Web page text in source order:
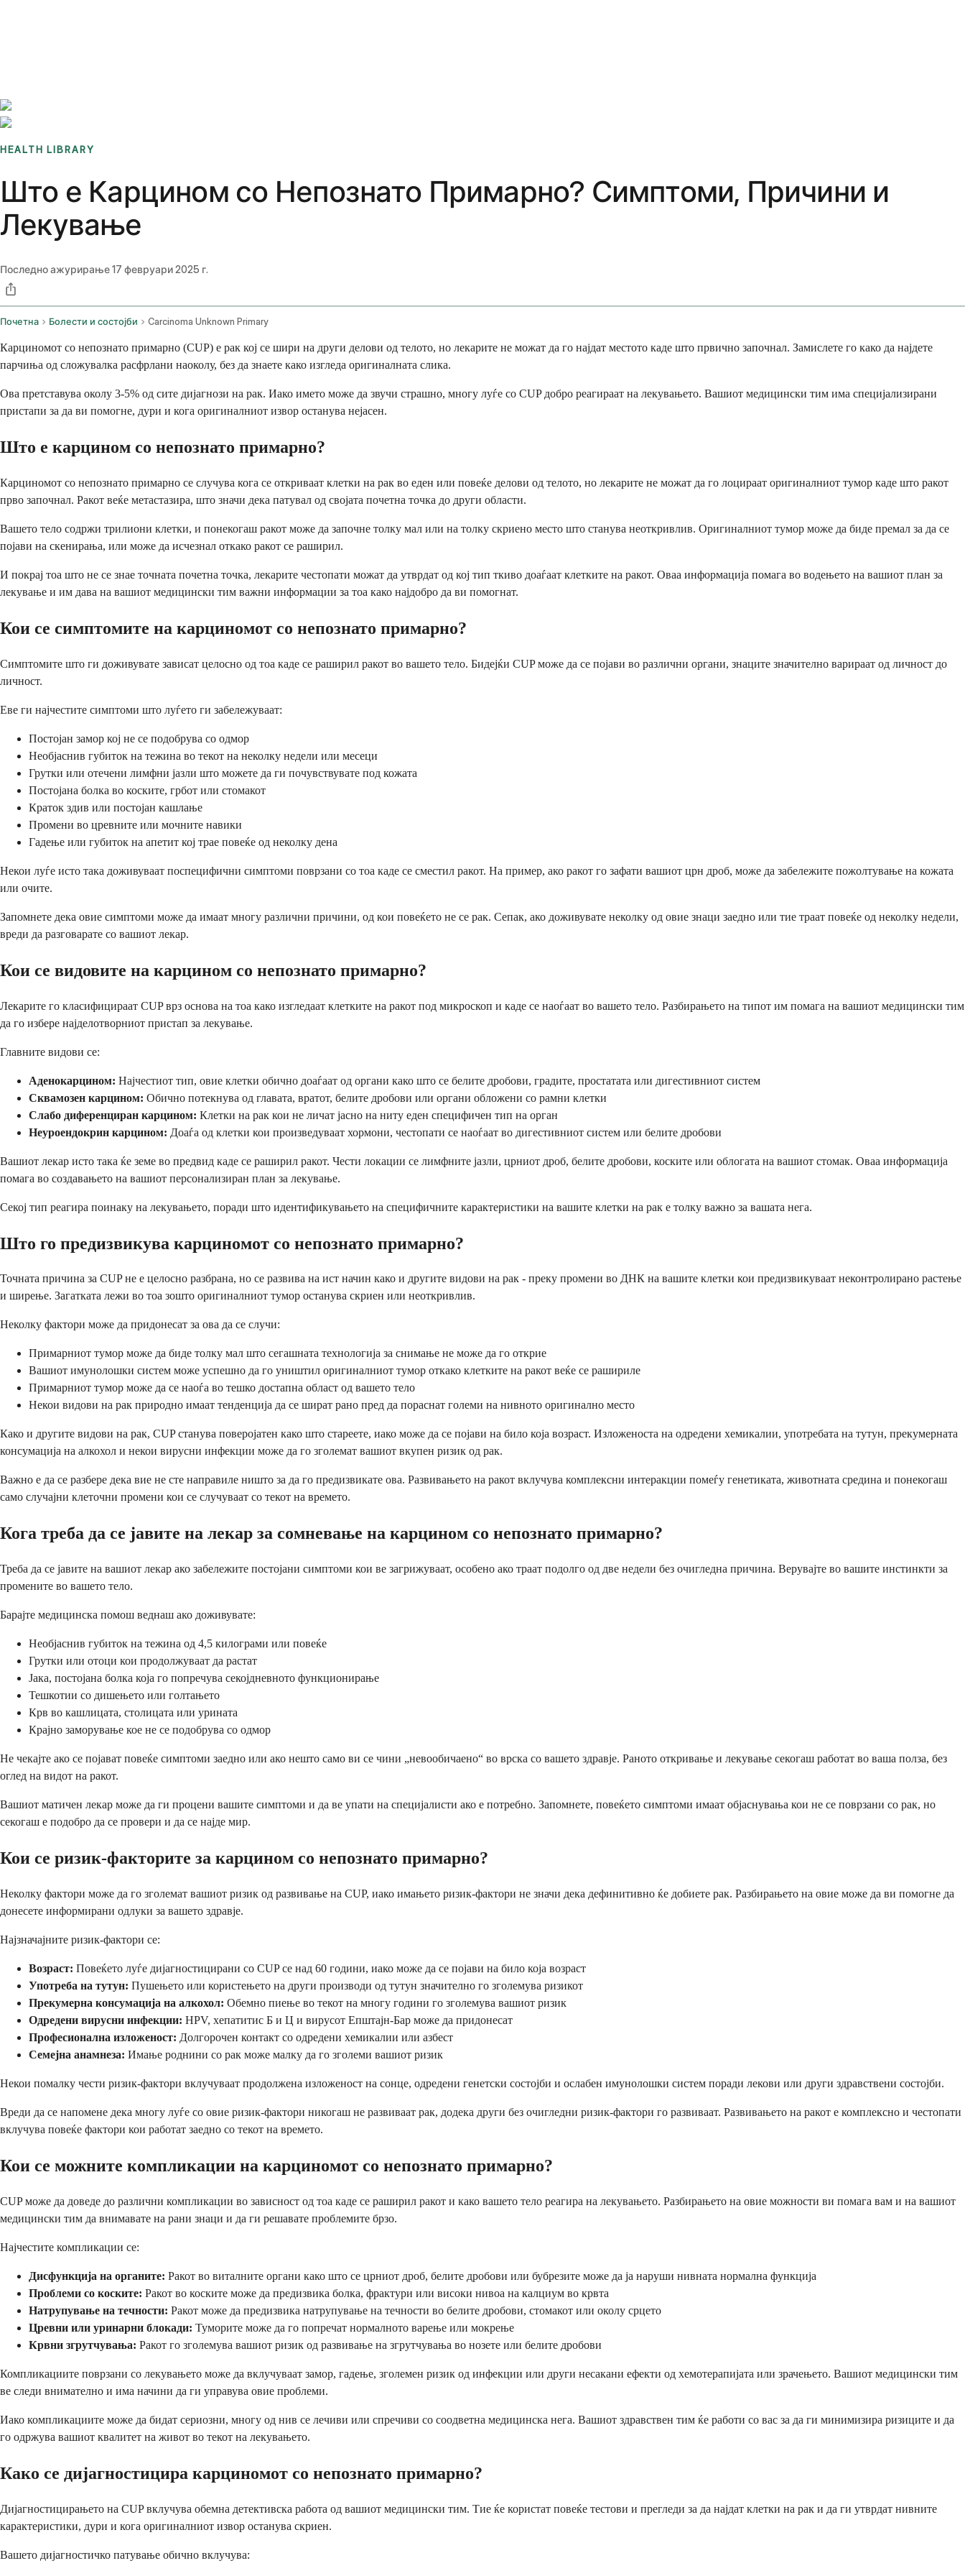
HEALTH LIBRARY
Што е Карцином со Непознато Примарно? Симптоми, Причини и
Лекување
Последно ажурирање17 февруари 2025 г.
Почетна Болести и состојби Carcinoma Unknown Primary
Карциномот со непознато примарно (CUP) е рак кој се шири на други делови од телото, но лекарите не можат да го најдат местото каде што првично започнал. Замислете го како да најдете
парчиња од сложувалка расфрлани наоколу, без да знаете како изгледа оригиналната слика.
Ова претставува околу 3-5% од сите дијагнози на рак. Иако името може да звучи страшно, многу луѓе со CUP добро реагираат на лекувањето. Вашиот медицински тим има специјализирани
пристапи за да ви помогне, дури и кога оригиналниот извор останува нејасен.
Што е карцином со непознато примарно?
Карциномот со непознато примарно се случува кога се откриваат клетки на рак во еден или повеќе делови од телото, но лекарите не можат да го лоцираат оригиналниот тумор каде што ракот
прво започнал. Ракот веќе метастазира, што значи дека патувал од својата почетна точка до други области.
Вашето тело содржи трилиони клетки, и понекогаш ракот може да започне толку мал или на толку скриено место што станува неоткривлив. Оригиналниот тумор може да биде премал за да се
појави на скенирања, или може да исчезнал откако ракот се раширил.
И покрај тоа што не се знае точната почетна точка, лекарите честопати можат да утврдат од кој тип ткиво доаѓаат клетките на ракот. Оваа информација помага во водењето на вашиот план за
лекување и им дава на вашиот медицински тим важни информации за тоа како најдобро да ви помогнат.
Кои се симптомите на карциномот со непознато примарно?
Симптомите што ги доживувате зависат целосно од тоа каде се раширил ракот во вашето тело. Бидејќи CUP може да се појави во различни органи, знаците значително варираат од личност до
личност.
Еве ги најчестите симптоми што луѓето ги забележуваат:
Постојан замор кој не се подобрува со одмор
Необјаснив губиток на тежина во текот на неколку недели или месеци
Грутки или отечени лимфни јазли што можете да ги почувствувате под кожата
Постојана болка во коските, грбот или стомакот
Краток здив или постојан кашлање
Промени во цревните или мочните навики
Гадење или губиток на апетит кој трае повеќе од неколку дена
Некои луѓе исто така доживуваат поспецифични симптоми поврзани со тоа каде се сместил ракот. На пример, ако ракот го зафати вашиот црн дроб, може да забележите пожолтување на кожата
или очите.
Запомнете дека овие симптоми може да имаат многу различни причини, од кои повеќето не се рак. Сепак, ако доживувате неколку од овие знаци заедно или тие траат повеќе од неколку недели,
вреди да разговарате со вашиот лекар.
Кои се видовите на карцином со непознато примарно?
Лекарите го класифицираат CUP врз основа на тоа како изгледаат клетките на ракот под микроскоп и каде се наоѓаат во вашето тело. Разбирањето на типот им помага на вашиот медицински тим
да го избере најделотворниот пристап за лекување.
Главните видови се:
Аденокарцином: Најчестиот тип, овие клетки обично доаѓаат од органи како што се белите дробови, градите, простатата или дигестивниот систем
Сквамозен карцином: Обично потекнува од главата, вратот, белите дробови или органи обложени со рамни клетки
Слабо диференциран карцином: Клетки на рак кои не личат јасно на ниту еден специфичен тип на орган
Неуроендокрин карцином: Доаѓа од клетки кои произведуваат хормони, честопати се наоѓаат во дигестивниот систем или белите дробови
Вашиот лекар исто така ќе земе во предвид каде се раширил ракот. Чести локации се лимфните јазли, црниот дроб, белите дробови, коските или облогата на вашиот стомак. Оваа информација
помага во создавањето на вашиот персонализиран план за лекување.
Секој тип реагира поинаку на лекувањето, поради што идентификувањето на специфичните карактеристики на вашите клетки на рак е толку важно за вашата нега.
Што го предизвикува карциномот со непознато примарно?
Точната причина за CUP не е целосно разбрана, но се развива на ист начин како и другите видови на рак - преку промени во ДНК на вашите клетки кои предизвикуваат неконтролирано растење
и ширење. Загатката лежи во тоа зошто оригиналниот тумор останува скриен или неоткривлив.
Неколку фактори може да придонесат за ова да се случи:
Примарниот тумор може да биде толку мал што сегашната технологија за снимање не може да го открие
Вашиот имунолошки систем може успешно да го уништил оригиналниот тумор откако клетките на ракот веќе се рашириле
Примарниот тумор може да се наоѓа во тешко достапна област од вашето тело
Некои видови на рак природно имаат тенденција да се шират рано пред да пораснат големи на нивното оригинално место
Како и другите видови на рак, CUP станува поверојатен како што стареете, иако може да се појави на било која возраст. Изложеноста на одредени хемикалии, употребата на тутун, прекумерната
консумација на алкохол и некои вирусни инфекции може да го зголемат вашиот вкупен ризик од рак.
Важно е да се разбере дека вие не сте направиле ништо за да го предизвикате ова. Развивањето на ракот вклучува комплексни интеракции помеѓу генетиката, животната средина и понекогаш
само случајни клеточни промени кои се случуваат со текот на времето.
Кога треба да се јавите на лекар за сомневање на карцином со непознато примарно?
Треба да се јавите на вашиот лекар ако забележите постојани симптоми кои ве загрижуваат, особено ако траат подолго од две недели без очигледна причина. Верувајте во вашите инстинкти за
промените во вашето тело.
Барајте медицинска помош веднаш ако доживувате:
Необјаснив губиток на тежина од 4,5 килограми или повеќе
Грутки или отоци кои продолжуваат да растат
Јака, постојана болка која го попречува секојдневното функционирање
Тешкотии со дишењето или голтањето
Крв во кашлицата, столицата или урината
Крајно заморување кое не се подобрува со одмор
Не чекајте ако се појават повеќе симптоми заедно или ако нешто само ви се чини „невообичаено“ во врска со вашето здравје. Раното откривање и лекување секогаш работат во ваша полза, без
оглед на видот на ракот.
Вашиот матичен лекар може да ги процени вашите симптоми и да ве упати на специјалисти ако е потребно. Запомнете, повеќето симптоми имаат објаснувања кои не се поврзани со рак, но
секогаш е подобро да се провери и да се најде мир.
Кои се ризик-факторите за карцином со непознато примарно?
Неколку фактори може да го зголемат вашиот ризик од развивање на CUP, иако имањето ризик-фактори не значи дека дефинитивно ќе добиете рак. Разбирањето на овие може да ви помогне да
донесете информирани одлуки за вашето здравје.
Најзначајните ризик-фактори се:
Возраст: Повеќето луѓе дијагностицирани со CUP се над 60 години, иако може да се појави на било која возраст
Употреба на тутун: Пушењето или користењето на други производи од тутун значително го зголемува ризикот
Прекумерна консумација на алкохол: Обемно пиење во текот на многу години го зголемува вашиот ризик
Одредени вирусни инфекции: HPV, хепатитис Б и Ц и вирусот Епштајн-Бар може да придонесат
Професионална изложеност: Долгорочен контакт со одредени хемикалии или азбест
Семејна анамнеза: Имање роднини со рак може малку да го зголеми вашиот ризик
Некои помалку чести ризик-фактори вклучуваат продолжена изложеност на сонце, одредени генетски состојби и ослабен имунолошки систем поради лекови или други здравствени состојби.
Вреди да се напомене дека многу луѓе со овие ризик-фактори никогаш не развиваат рак, додека други без очигледни ризик-фактори го развиваат. Развивањето на ракот е комплексно и честопати
вклучува повеќе фактори кои работат заедно со текот на времето.
Кои се можните компликации на карциномот со непознато примарно?
CUP може да доведе до различни компликации во зависност од тоа каде се раширил ракот и како вашето тело реагира на лекувањето. Разбирањето на овие можности ви помага вам и на вашиот
медицински тим да внимавате на рани знаци и да ги решавате проблемите брзо.
Најчестите компликации се:
Дисфункција на органите: Ракот во виталните органи како што се црниот дроб, белите дробови или бубрезите може да ја наруши нивната нормална функција
Проблеми со коските: Ракот во коските може да предизвика болка, фрактури или високи нивоа на калциум во крвта
Натрупување на течности: Ракот може да предизвика натрупување на течности во белите дробови, стомакот или околу срцето
Цревни или уринарни блокади: Туморите може да го попречат нормалното варење или мокрење
Крвни згрутчувања: Ракот го зголемува вашиот ризик од развивање на згрутчувања во нозете или белите дробови
Компликациите поврзани со лекувањето може да вклучуваат замор, гадење, зголемен ризик од инфекции или други несакани ефекти од хемотерапијата или зрачењето. Вашиот медицински тим
ве следи внимателно и има начини да ги управува овие проблеми.
Иако компликациите може да бидат сериозни, многу од нив се лечиви или спречиви со соодветна медицинска нега. Вашиот здравствен тим ќе работи со вас за да ги минимизира ризиците и да
го одржува вашиот квалитет на живот во текот на лекувањето.
Како се дијагностицира карциномот со непознато примарно?
Дијагностицирањето на CUP вклучува обемна детективска работа од вашиот медицински тим. Тие ќе користат повеќе тестови и прегледи за да најдат клетки на рак и да ги утврдат нивните
карактеристики, дури и кога оригиналниот извор останува скриен.
Вашето дијагностичко патување обично вклучува: